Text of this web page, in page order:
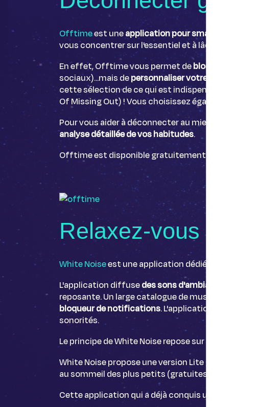
Offtimeest uneapplication pour smartphone
vous concentrer sur l'essentiel et à lâcher votre
En effet, Offtime vous permet debloquer les
sociaux)...mais depersonnaliser votre
cette sélection de ce qui est indispensable ou ne
Of Missing Out) ! Vous choisissez également la
Pour vous aider à déconnecter au mieux et,
analyse détaillée de vos habitudes.
Offtime est disponible gratuitement en anglais et
Relaxez-vous avec
White Noiseest une application dédiée
L'application diffusedes sons d'ambiance
reposante. Un large catalogue de musiques est
bloqueur de notifications. L'application vous
sonorités.
Le principe de White Noise repose sur l'ajout de
White Noise propose une version Lite gratuite,
au sommeil des plus petits (gratuites sur Android,
Cette application qui a déjà conquis un grand